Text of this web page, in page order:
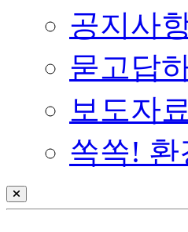
공지사
묻고답
보도자료
쏙쏙! 환